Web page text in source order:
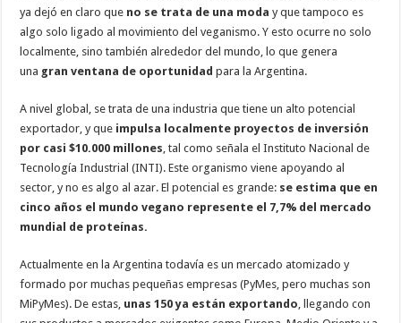
ya dejó en claro que no se trata de una moda y que tampoco es
algo solo ligado al movimiento del veganismo. Y esto ocurre no solo
localmente, sino también alrededor del mundo, lo que genera
una gran ventana de oportunidadpara la Argentina.
A nivel global, se trata de una industria que tiene un alto potencial
exportador, y que impulsa localmente proyectos de inversión
por casi $10.000 millones , tal como señala el Instituto Nacional de
Tecnología Industrial (INTI). Este organismo viene apoyando al
sector, y no es algo al azar. El potencial es grande: se estima que en
cinco años el mundo vegano represente el 7,7% del mercado
mundial de proteínas.
Actualmente en la Argentina todavía es un mercado atomizado y
formado por muchas pequeñas empresas (PyMes, pero muchas son
MiPyMes). De estas, unas 150 ya están exportando , llegando con